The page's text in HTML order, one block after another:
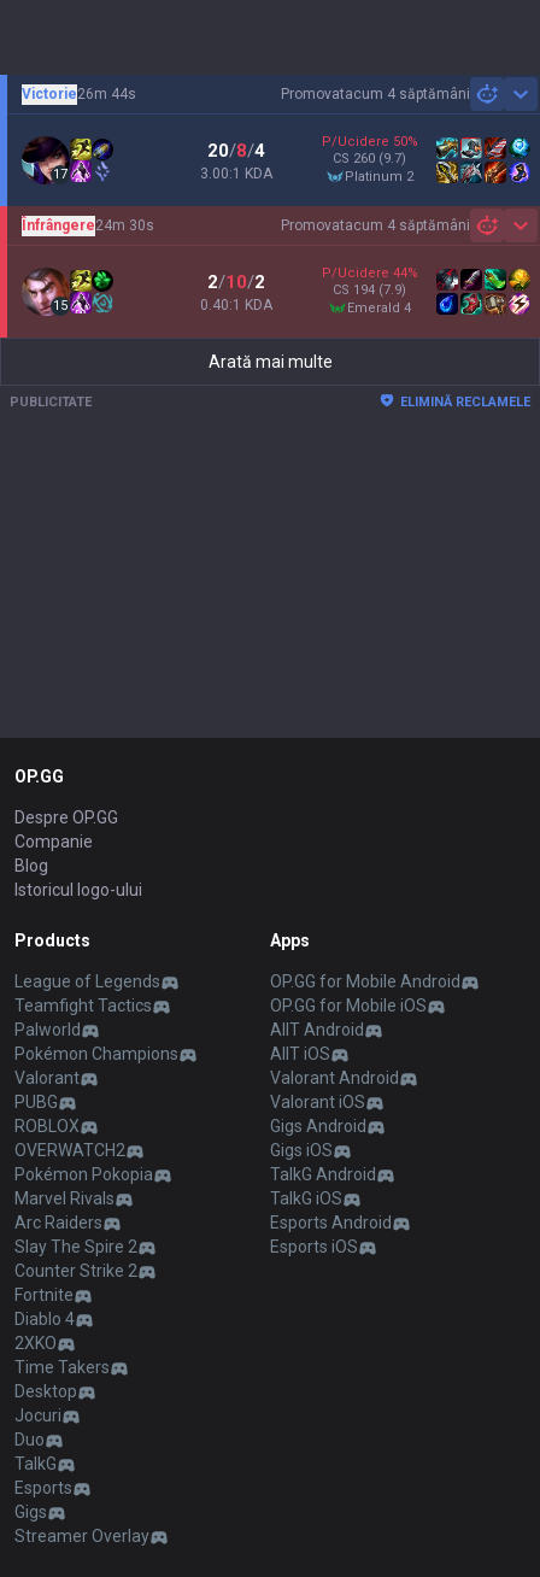
Promovatacum 4 săptămâni
Victorie26m 44s
17
20/8/4
3.00:1 KDA
P/Ucidere 50%
CS 260 (9.7)
platinum 2
Promovatacum 4 săptămâni
Înfrângere24m 30s
15
2/10/2
0.40:1 KDA
P/Ucidere 44%
CS 194 (7.9)
emerald 4
Arată mai multe
PUBLICITATE ELIMINĂ RECLAMELE
OP.GG
Despre OP.GG
Companie
Blog
Istoricul logo-ului
Products
League of Legends
Teamfight Tactics
Palworld
Pokémon Champions
Valorant
PUBG
ROBLOX
OVERWATCH2
Pokémon Pokopia
Marvel Rivals
Arc Raiders
Slay The Spire 2
Counter Strike 2
Fortnite
Diablo 4
2XKO
Time Takers
Desktop
Jocuri
Duo
TalkG
Esports
Gigs
Streamer Overlay
Apps
OP.GG for Mobile Android
OP.GG for Mobile iOS
AllT Android
AllT iOS
Valorant Android
Valorant iOS
Gigs Android
Gigs iOS
TalkG Android
TalkG iOS
Esports Android
Esports iOS